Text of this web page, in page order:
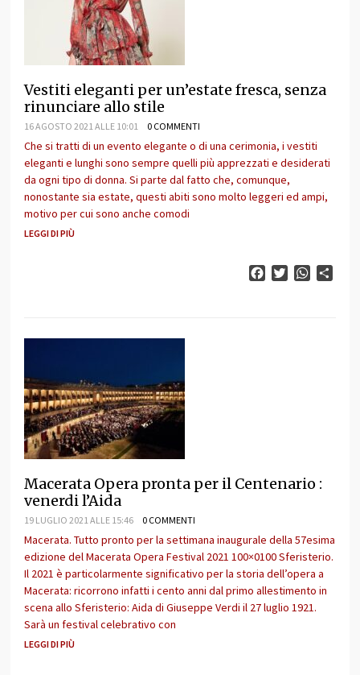
Vestiti eleganti per un’estate fresca, senza
rinunciare allo stile
16 AGOSTO 2021 ALLE 10:01 0 COMMENTI
Che si tratti di un evento elegante o di una cerimonia, i vestiti
eleganti e lunghi sono sempre quelli più apprezzati e desiderati
da ogni tipo di donna. Si parte dal fatto che, comunque,
nonostante sia estate, questi abiti sono molto leggeri ed ampi,
motivo per cui sono anche comodi
LEGGI DI PIÙ
FacebookTwitter
Macerata Opera pronta per il Centenario :
venerdi l’Aida
19 LUGLIO 2021 ALLE 15:46 0 COMMENTI
Macerata. Tutto pronto per la settimana inaugurale della 57esima
edizione del Macerata Opera Festival 2021 100×0100 Sferisterio.
Il 2021 è particolarmente significativo per la storia dell’opera a
Macerata: ricorrono infatti i cento anni dal primo allestimento in
scena allo Sferisterio: Aida di Giuseppe Verdi il 27 luglio 1921.
Sarà un festival celebrativo con
LEGGI DI PIÙ